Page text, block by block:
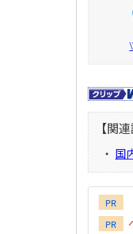
【関
・ 国
PR
PR